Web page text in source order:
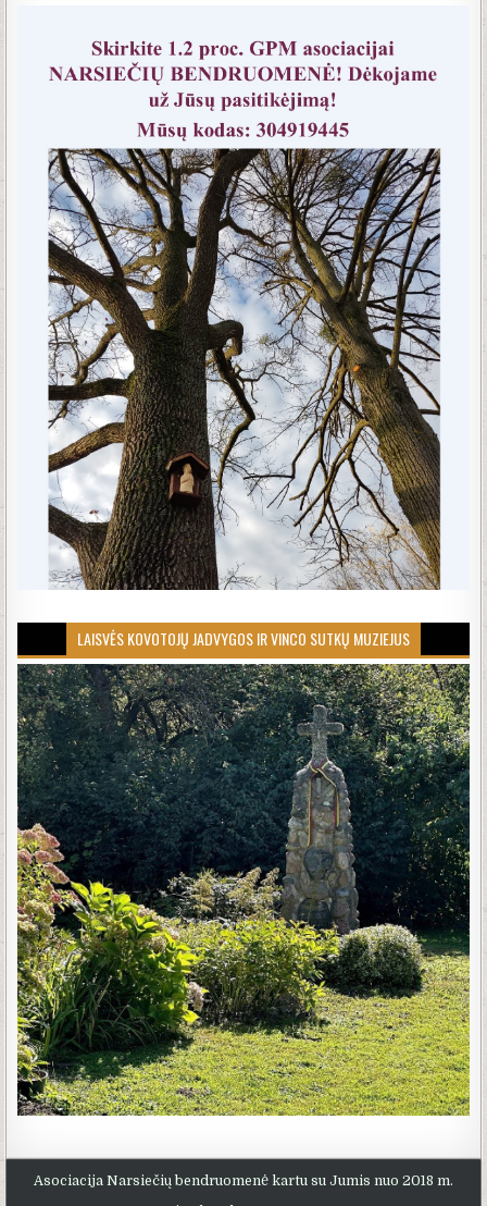
LAISVĖS KOVOTOJŲ JADVYGOS IR VINCO SUTKŲ MUZIEJUS
Asociacija Narsiečių bendruomenė kartu su Jumis nuo 2018 m.